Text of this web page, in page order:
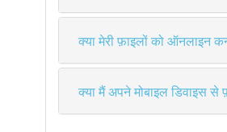
क्या मेरी फ़ाइलों को ऑनलाइन
क्या मैं अपने मोबाइल डिवाइस